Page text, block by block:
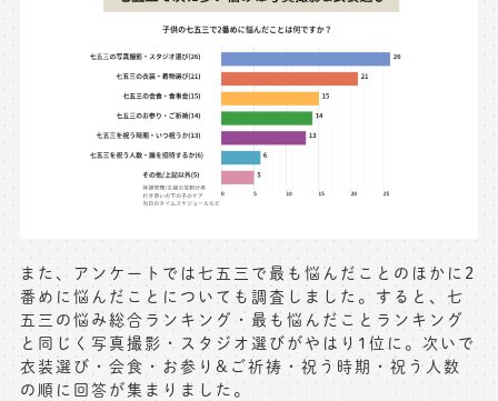
また、アンケートでは七五三で最も悩んだことのほかに2
番めに悩んだことについても調査しました。すると、七
五三の悩み総合ランキング・最も悩んだことランキング
と同じく写真撮影・スタジオ選びがやはり1位に。次いで
衣装選び・会食・お参り&ご祈祷・祝う時期・祝う人数
の順に回答が集まりました。